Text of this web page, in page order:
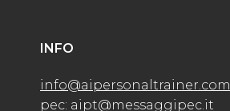
INFO
info@aipersonaltrainer.com
pec: aipt@messaggipec.it